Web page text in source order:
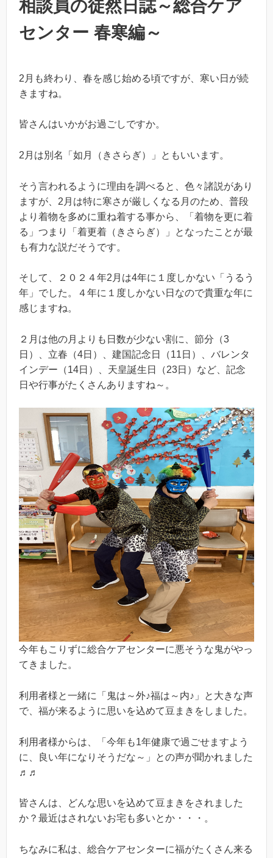
相談員の徒然日誌～総合ケア
センター 春寒編～
2月も終わり、春を感じ始める頃ですが、寒い日が続
きますね。
皆さんはいかがお過ごしですか。
2月は別名「如月（きさらぎ）」ともいいます。
そう言われるように理由を調べると、色々諸説があり
ますが、2月は特に寒さが厳しくなる月のため、普段
より着物を多めに重ね着する事から、「着物を更に着
る」つまり「着更着（きさらぎ）」となったことが最
も有力な説だそうです。
そして、２０２４年2月は4年に１度しかない「うるう
年」でした。４年に１度しかない日なので貴重な年に
感じますね。
２月は他の月よりも日数が少ない割に、節分（3
日）、立春（4日）、建国記念日（11日）、バレンタ
インデー（14日）、天皇誕生日（23日）など、記念
日や行事がたくさんありますね～。
今年もこりずに総合ケアセンターに悪そうな鬼がやっ
てきました。
利用者様と一緒に「鬼は～外♪福は～内♪」と大きな声
で、福が来るように思いを込めて豆まきをしました。
利用者様からは、「今年も1年健康で過ごせますよう
に、良い年になりそうだな～」との声が聞かれました
♬♬
皆さんは、どんな思いを込めて豆まきをされました
か？最近はされないお宅も多いとか・・・。
ちなみに私は、総合ケアセンターに福がたくさん来る